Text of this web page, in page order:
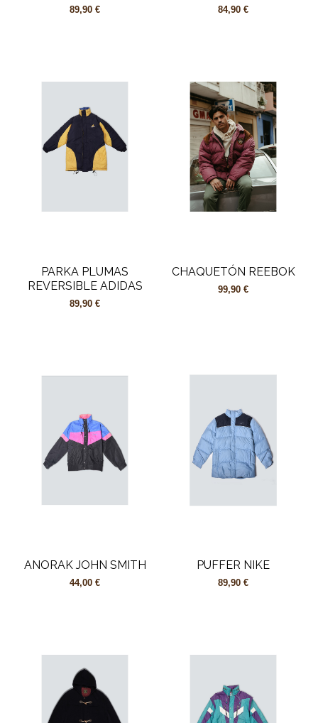
89,90 € 84,90 €
PARKA PLUMAS
REVERSIBLE ADIDAS
89,90 €
CHAQUETÓN REEBOK
99,90 €
ANORAK JOHN SMITH
44,00 €
PUFFER NIKE
89,90 €